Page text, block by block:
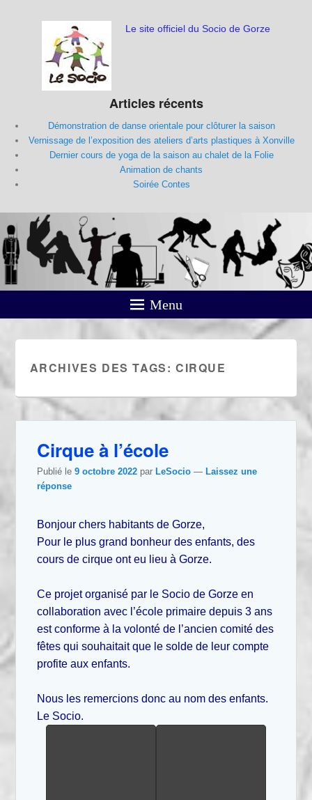
Le site officiel du Socio de Gorze
Articles récents
Démonstration de danse orientale pour clôturer la saison
Vernissage de l’exposition des ateliers d’arts plastiques à Xonville
Dernier cours de yoga de la saison au chalet de la Folie
Animation de chants
Soirée Contes
Menu
ARCHIVES DES TAGS: CIRQUE
Cirque à l’école
Publié le9 octobre 2022 par LeSocio — Laissez une
réponse
Bonjour chers habitants de Gorze,
Pour le plus grand bonheur des enfants, des
cours de cirque ont eu lieu à Gorze.
Ce projet organisé par le Socio de Gorze en
collaboration avec l’école primaire depuis 3 ans
est conforme à la volonté de l’ancien comité des
fêtes qui souhaitait que le solde de leur compte
profite aux enfants.
Nous les remercions donc au nom des enfants.
Le Socio.